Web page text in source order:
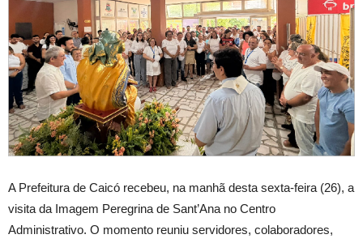
A Prefeitura de Caicó recebeu, na manhã desta sexta-feira (26), a
visita da Imagem Peregrina de Sant’Ana no Centro
Administrativo. O momento reuniu servidores, colaboradores,